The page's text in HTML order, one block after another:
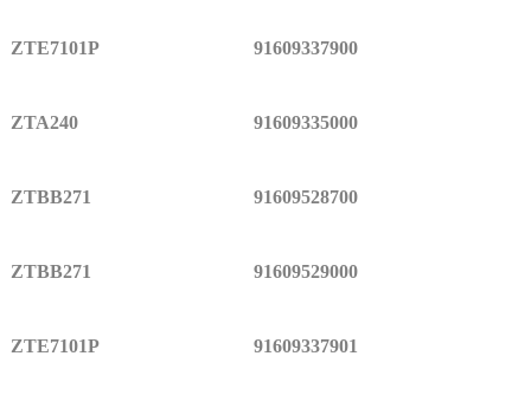
ZTE7101P 91609337900
ZTA240 91609335000
ZTBB271 91609528700
ZTBB271 91609529000
ZTE7101P 91609337901